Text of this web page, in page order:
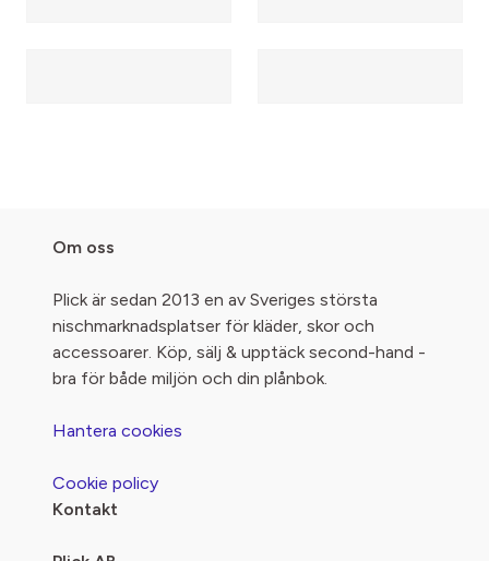
Om oss
Plick är sedan 2013 en av Sveriges största
nischmarknadsplatser för kläder, skor och
accessoarer. Köp, sälj & upptäck second-hand -
bra för både miljön och din plånbok.
Hantera cookies
Cookie policy
Kontakt